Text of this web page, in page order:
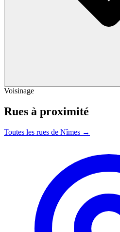
Voisinage
Rues à proximité
Toutes les rues de Nîmes →